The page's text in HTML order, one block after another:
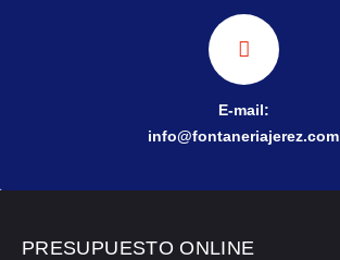
E-mail:
info@fontaneriajerez.com
PRESUPUESTO ONLINE